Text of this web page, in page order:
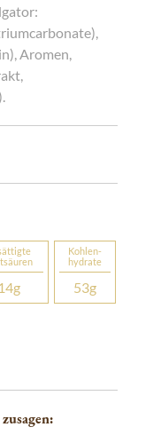
Aromen,
14g
Kohlen­­
hydrate
53g